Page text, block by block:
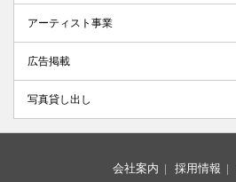
アーティスト事業
広告掲載
写真貸し出し
会社案内 | 採用情報 |